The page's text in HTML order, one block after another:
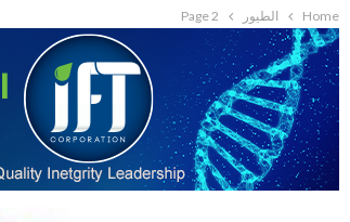
Home الطيور Page 2